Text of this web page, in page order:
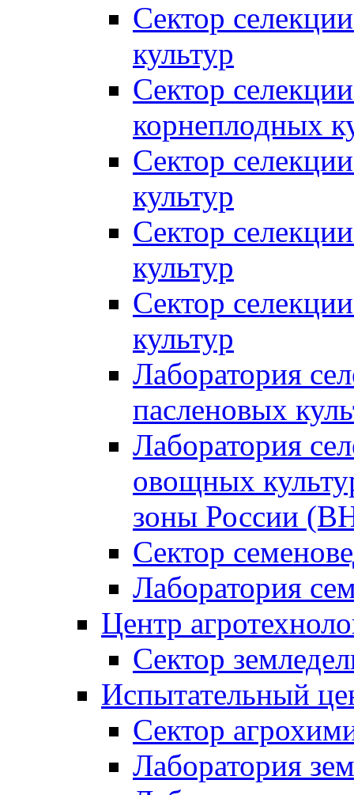
Сектор
культур
Сектор
корнеплодных
Сектор
культур
Сектор
культур
Сектор
культур
Лаборатория
пасленовых
Лаборатория
овощных
зоны России
Сектор
Лаборатория
Центр
Сектор
Испытательный
Сектор
Лаборатория